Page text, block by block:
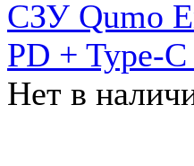
СЗУ Qumo
PD + Type-
Нет в